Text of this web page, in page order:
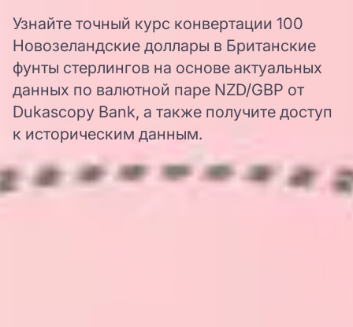
Узнайте точный курс конвертации 100
Новозеландские доллары в Британские
фунты стерлингов на основе актуальных
данных по валютной паре NZD/GBP от
Dukascopy Bank, а также получите доступ
к историческим данным.